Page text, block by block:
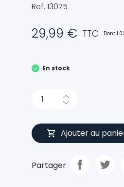
Ref. 13075
29,99 € TTC Dont
En stock
Ajouter au
Partager